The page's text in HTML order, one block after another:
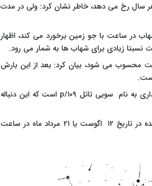
بارش شهابی در بازه زمانی ۲۲ تیر تا ۴ شهریور هر سال رخ می دهد، خاطر نشان کرد: ولی در مدت
زاده با تاکید بر اینکه بارش شهابی برساووشی با حداکثر ۱۰۰ شهاب در ساعت با جو زمین برخورد می کند، اظهار
محسوب می شود، بیان کرد: بعد از این بارش
به گفته این کارشناس نجوم، بارش شهابی برساووشی بازمانده دنباله داری به نام سویی تاتل ۱۰۹/p است که این دنباله
وی افزود: بارش شهابی برساووشی بر اساس محاسباتی که انجام شده در تاریخ ۱۲ اگوست یا ۲۱ مرداد ماه در ساعت